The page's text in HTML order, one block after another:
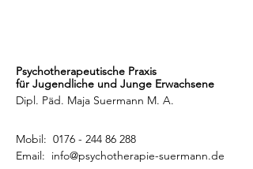
Psychotherapeutische Praxis
für Jugendliche und Junge Erwachsene
Dipl. Päd. Maja Suermann M. A.
Mobil: 0176 - 244 86 288
Email: info@psychotherapie-suermann.de